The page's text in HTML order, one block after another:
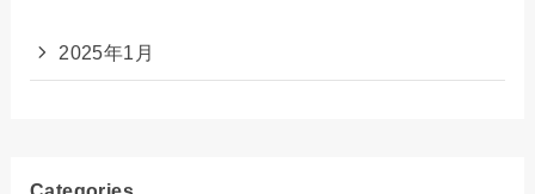
2025年1月